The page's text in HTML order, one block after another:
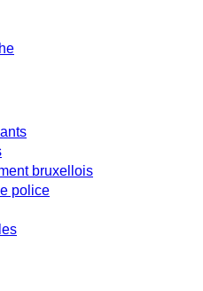
bruxellois
police